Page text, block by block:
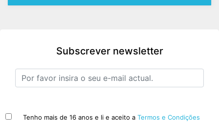
Subscrever newsletter
Tenho mais de 16 anos e li e aceito a Termos e Condições